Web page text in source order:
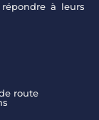
à leurs
route